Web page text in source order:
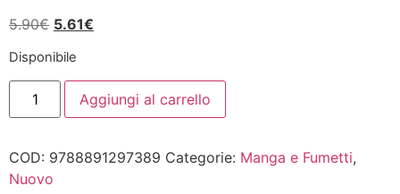
5.90€ Il
originale
era:
5.90€.
5.61€
è:
5.61€.
Disponibile
BERSERK
SERIE
NERA
Aggiungi al carrello
COD: 9788891297389 Categorie: Manga e Fumetti,
Nuovo